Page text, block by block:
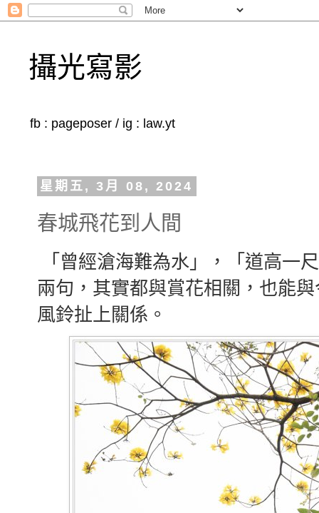
攝光寫影
fb : pageposer / ig : law.yt
星期五, 3月 08, 2024
春城飛花到人間
「曾經滄海難為水」，「道高一
兩句，其實都與賞花相關，也能
風鈴扯上關係。